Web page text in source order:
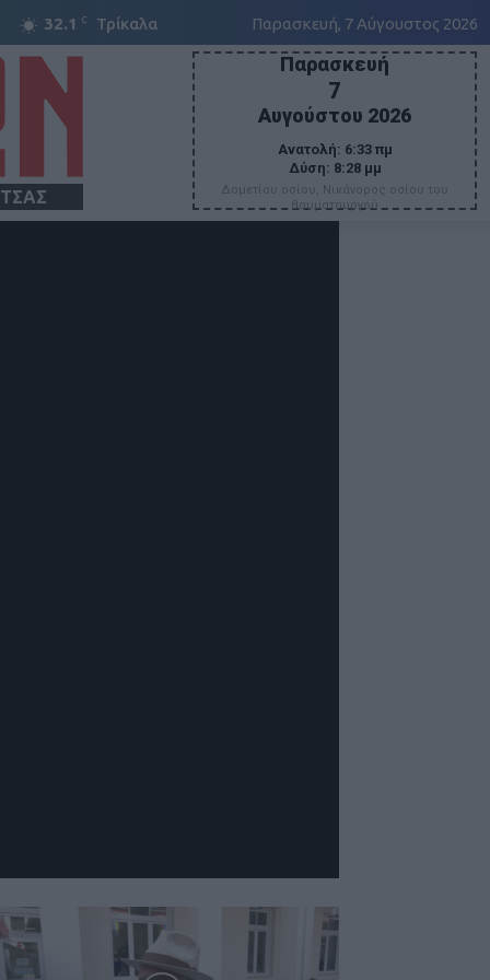
32.1 C Τρίκαλα Παρασκευή, 7 Αύγουστος 2026
Παρασκευή
7
Αυγούστου 2026
Ανατολή: 6:33 πμ
Δύση: 8:28 μμ
Δομετίου οσίου, Νικάνορος οσίου του
θαυματουργού